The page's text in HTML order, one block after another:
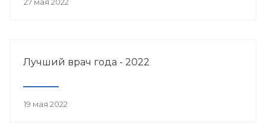
Лучший врач года - 2022
19 мая 2022